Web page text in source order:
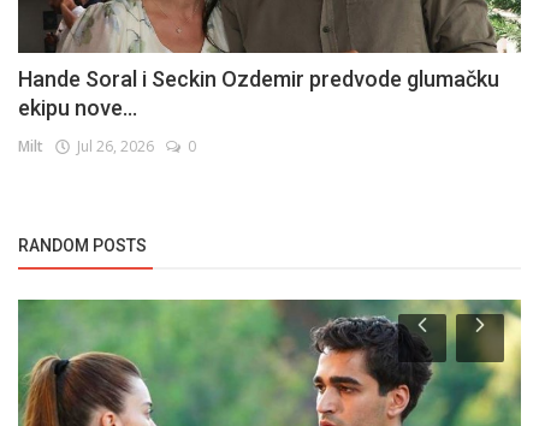
Hande Soral i Seckin Ozdemir predvode glumačku
ekipu nove...
Milt Jul 26, 2026 0
RANDOM POSTS